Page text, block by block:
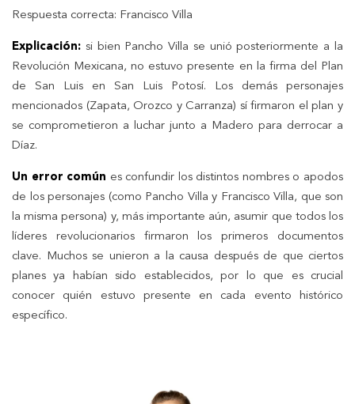
Respuesta correcta: Francisco Villa
Explicación: si bien Pancho Villa se unió posteriormente a la
Revolución Mexicana, no estuvo presente en la firma del Plan
de San Luis en San Luis Potosí. Los demás personajes
mencionados (Zapata, Orozco y Carranza) sí firmaron el plan y
se comprometieron a luchar junto a Madero para derrocar a
Díaz.
Un error común es confundir los distintos nombres o apodos
de los personajes (como Pancho Villa y Francisco Villa, que son
la misma persona) y, más importante aún, asumir que todos los
líderes revolucionarios firmaron los primeros documentos
clave. Muchos se unieron a la causa después de que ciertos
planes ya habían sido establecidos, por lo que es crucial
conocer quién estuvo presente en cada evento histórico
específico.